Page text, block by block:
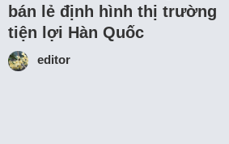
bán lẻ định hình thị trường
tiện lợi Hàn Quốc
editor